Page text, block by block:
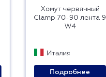
Хомут червячный
Clamp 70-90 лента 9
W4
Италия
Подробнее